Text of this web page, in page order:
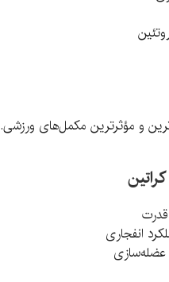
و مؤثرترین مکمل‌های ورزشی.
انفجاری